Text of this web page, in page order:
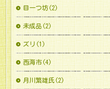
目一つ坊(2)
未成品(2)
ズリ(1)
西海市(4)
月川繁雄氏(2)